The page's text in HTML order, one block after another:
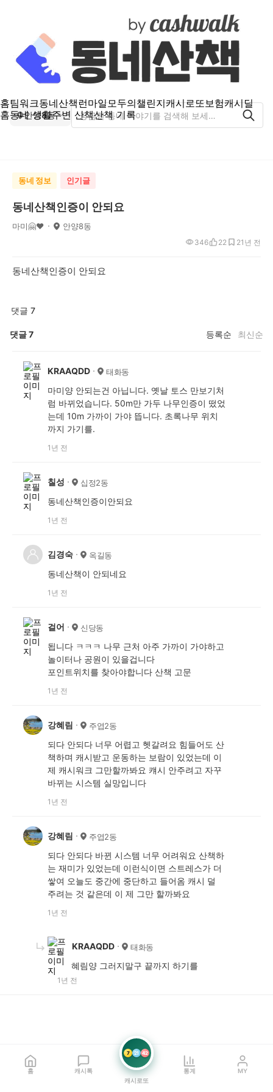
홈팀워크동네산책런마일모두의챌린지캐시로또보험캐시딜
홈동네 생활주변 산책산책 기록
안양8동
동네 정보 인기글
동네산책인증이 안되요
마미🤗❤ 안양8동
1년 전
346 22 2
동네산책인증이 안되요
댓글 7
댓글7 등록순 최신순
KRAAQDD 태화동
마미양 안되는건 아닙니다. 옛날 토스 만보기처
럼 바뀌었습니다. 50m만 가두 나무인증이 떴었
는데 10m 가까이 가야 뜹니다. 초록나무 위치
까지 가기를.
1년 전
칠성 십정2동
동네산책인증이안되요
1년 전
김경숙 옥길동
동네산책이 안되네요
1년 전
걸어 신당동
됩니다 ㅋㅋㅋ 나무 근처 아주 가까이 가야하고
놀이터나 공원이 있을겁니다
포인트위치를 찾아야합니다 산책 고문
1년 전
강혜림 주엽2동
되다 안되다 너무 어렵고 헷갈려요 힘들어도 산
책하며 캐시받고 운동하는 보람이 있었는데 이
제 캐시워크 그만할까봐요 컈시 안주려고 자꾸
바뀌는 시스템 실망입니다
1년 전
강혜림 주엽2동
되다 안되다 바뀐 시스템 너무 어려워요 산책하
는 재미가 있었는데 이런식이면 스트레스가 더
쌓여 오늘도 중간에 중단하고 들어옴 캐시 덜
주려는 것 같은데 이 제 그만 할까봐요
1년 전
KRAAQDD 태화동
혜림양 그러지말구 끝까지 하기를
1년 전
홈 캐시톡
7 21 42
캐시로또
통계 MY